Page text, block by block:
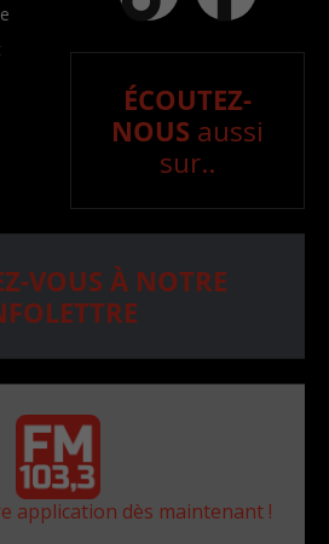
ÉCOUTEZ-
NOUS aussi
sur..
VOUS À NOTRE
application dès maintenant !